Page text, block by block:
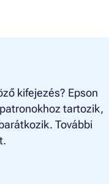
kifejezés? Epson
tartozik,
További